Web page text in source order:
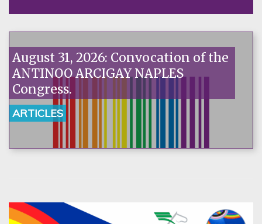
August 31, 2026: Convocation of the
ANTINOO ARCIGAY NAPLES
Congress.
ARTICLES